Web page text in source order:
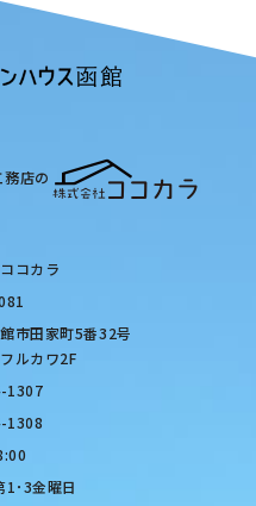
店の
コカラ
市田家町5番32号
ルカワ2F
1307
1308
･3金曜日